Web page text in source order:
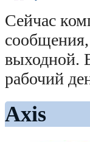
Сейчас
выходной.
рабочий
Axis